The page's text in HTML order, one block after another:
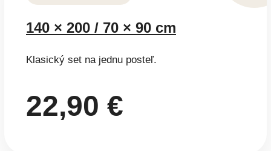
140 × 200 / 70 × 90 cm
Klasický set na jednu posteľ.
22,90 €